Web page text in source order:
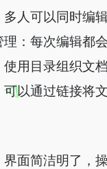
多人可以同时编
：每次编辑都
使用目录组织文
以通过链接将
面简洁明了，